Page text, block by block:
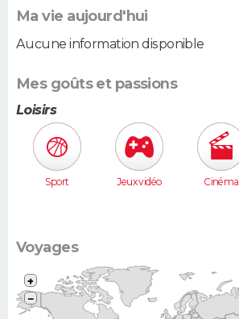
Ma vie aujourd'hui
Aucune information disponible
Mes goûts et passions
Loisirs
Sport Jeux vidéo Cinéma
Voyages
+
−